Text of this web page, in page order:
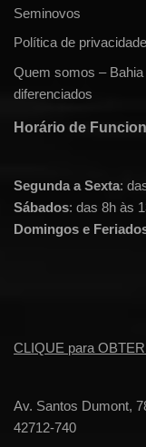
Seminovos
Política de privacidade
Quem somos –
diferenciados
Horário de
Segunda a Sexta:
Sábados: das 8h às
Domingos e
CLIQUE para
Av. Santos Dumont,
42712-740